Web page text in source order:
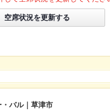
空席状況を更新する
バル｜草津市